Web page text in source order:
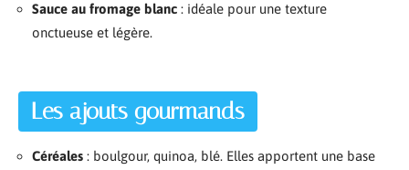
Sauce au fromage blanc : idéale pour une texture
onctueuse et légère.
Les ajouts gourmands
Céréales : boulgour, quinoa, blé. Elles apportent une base